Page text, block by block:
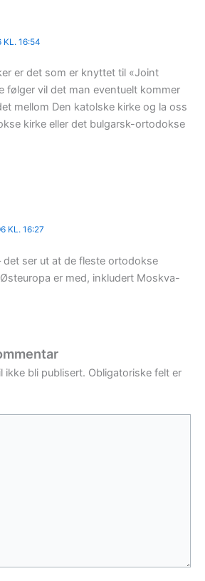
KL. 16:54
er det som er knyttet til «Joint
følger vil det man eventuelt kommer
mellom Den katolske kirke og la oss
kirke eller det bulgarsk-ortodokse
KL. 16:27
det ser ut at de fleste ortodokse
er med, inkludert Moskva-
ikke bli publisert. Obligatoriske felt er